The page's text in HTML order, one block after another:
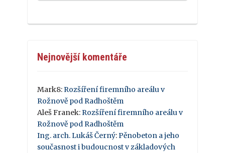
Nejnovější komentáře
Mark8: Rozšíření firemního areálu v
Rožnově pod Radhoštěm
Aleš Franek: Rozšíření firemního areálu v
Rožnově pod Radhoštěm
Ing. arch. Lukáš Černý: Pěnobeton a jeho
současnost i budoucnost v základových